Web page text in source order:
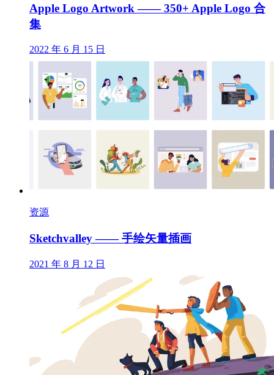
Apple Logo Artwork —— 350+ Apple Logo 合
集
2022 年 6 月 15 日
资源
Sketchvalley —— 手绘矢量插画
2021 年 8 月 12 日